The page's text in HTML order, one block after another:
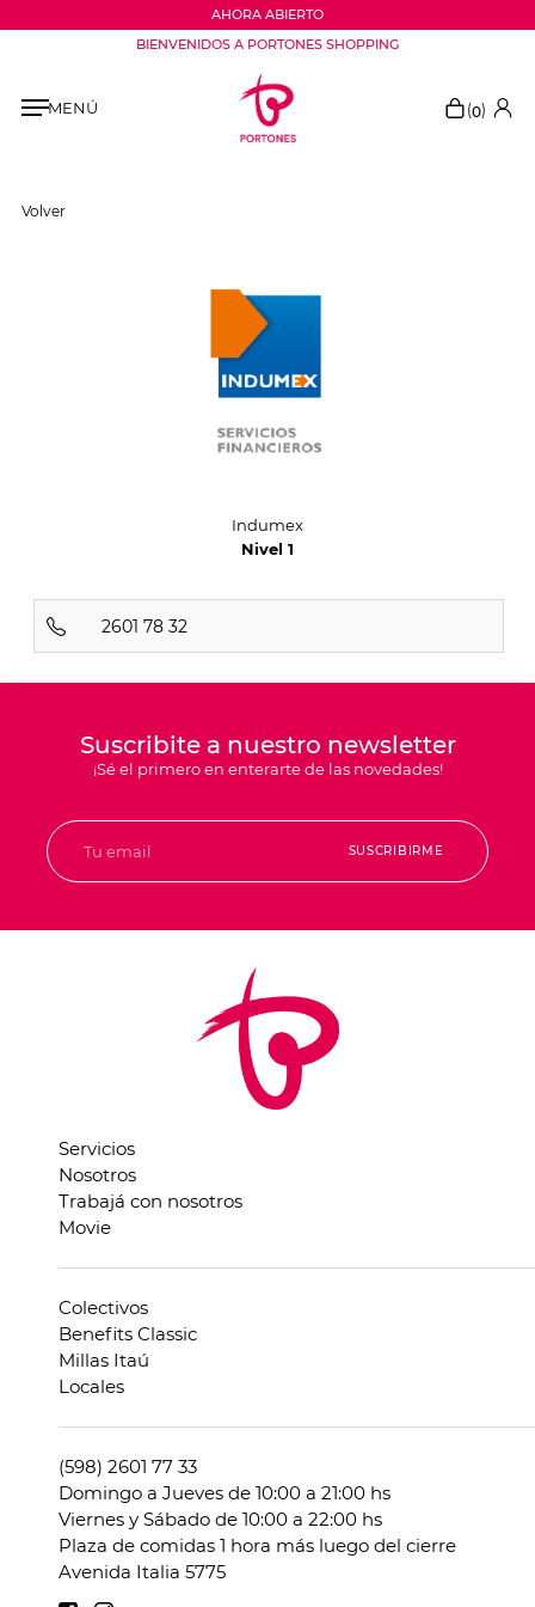
AHORA ABIERTO
BIENVENIDOS A PORTONES SHOPPING
MENÚ (0)
Volver
Indumex
Nivel 1
2601 78 32
Suscribite a nuestro newsletter
¡Sé el primero en enterarte de las novedades!
SUSCRIBIRME
Servicios
Nosotros
Trabajá con nosotros
Movie
Colectivos
Benefits Classic
Millas Itaú
Locales
(598) 2601 77 33
Domingo a Jueves de 10:00 a 21:00 hs
Viernes y Sábado de 10:00 a 22:00 hs
Plaza de comidas 1 hora más luego del cierre
Avenida Italia 5775